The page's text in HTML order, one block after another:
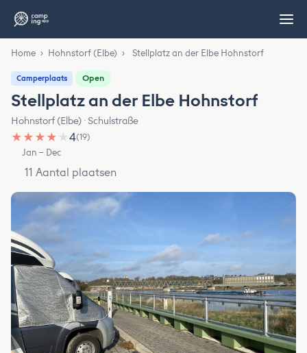
Home › Hohnstorf (Elbe) › Stellplatz an der Elbe Hohnstorf
Camperplaats Open
Stellplatz an der Elbe Hohnstorf
Hohnstorf (Elbe) · Schulstraße
★ ★ ★ ★ ★4(19)
Jan – Dec
11 Aantal plaatsen